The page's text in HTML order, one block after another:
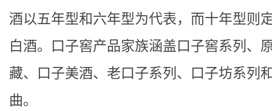
酒以五年型和六年型为代表，而十年型则
白酒。口子窖产品家族涵盖口子窖系列、
藏、口子美酒、老口子系列、口子坊系列
曲。